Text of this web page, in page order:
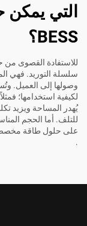
التي يمكن
BESS؟
سلسلة التوريد. فهي
لكيفية استخدامها؛
يُهدر المساحة ويزيد
للتلف. أما الحجم
على حلول طاقة
.